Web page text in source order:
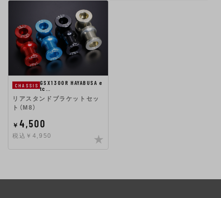
CHASSIS GSX1300R HAYABUSA e
tc…
リアスタンドブラケットセッ
ト（M8）
￥ 4,500
税込￥4,950